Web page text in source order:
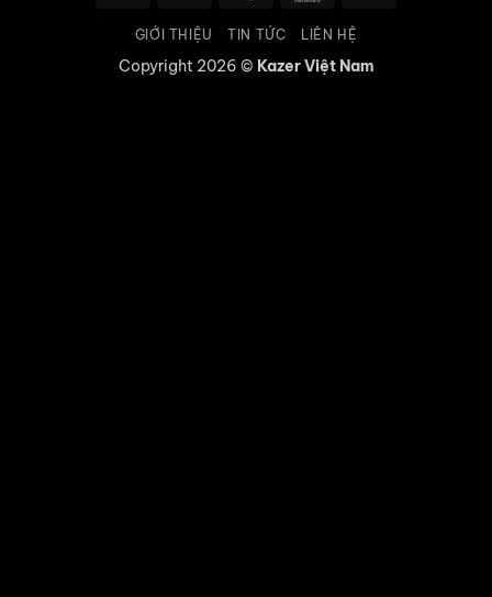
GIỚI THIỆU TIN TỨC LIÊN HỆ
Copyright 2026 © Kazer Việt Nam